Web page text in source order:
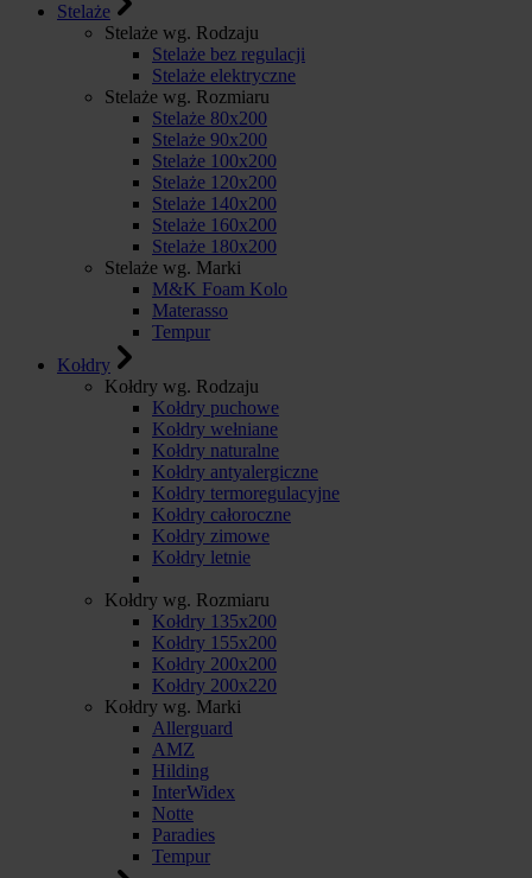
Stelaże
Stelaże wg. Rodzaju
Stelaże bez regulacji
Stelaże elektryczne
Stelaże wg. Rozmiaru
Stelaże 80x200
Stelaże 90x200
Stelaże 100x200
Stelaże 120x200
Stelaże 140x200
Stelaże 160x200
Stelaże 180x200
Stelaże wg. Marki
M&K Foam Kolo
Materasso
Tempur
Kołdry
Kołdry wg. Rodzaju
Kołdry puchowe
Kołdry wełniane
Kołdry naturalne
Kołdry antyalergiczne
Kołdry termoregulacyjne
Kołdry całoroczne
Kołdry zimowe
Kołdry letnie
Kołdry wg. Rozmiaru
Kołdry 135x200
Kołdry 155x200
Kołdry 200x200
Kołdry 200x220
Kołdry wg. Marki
Allerguard
AMZ
Hilding
InterWidex
Notte
Paradies
Tempur